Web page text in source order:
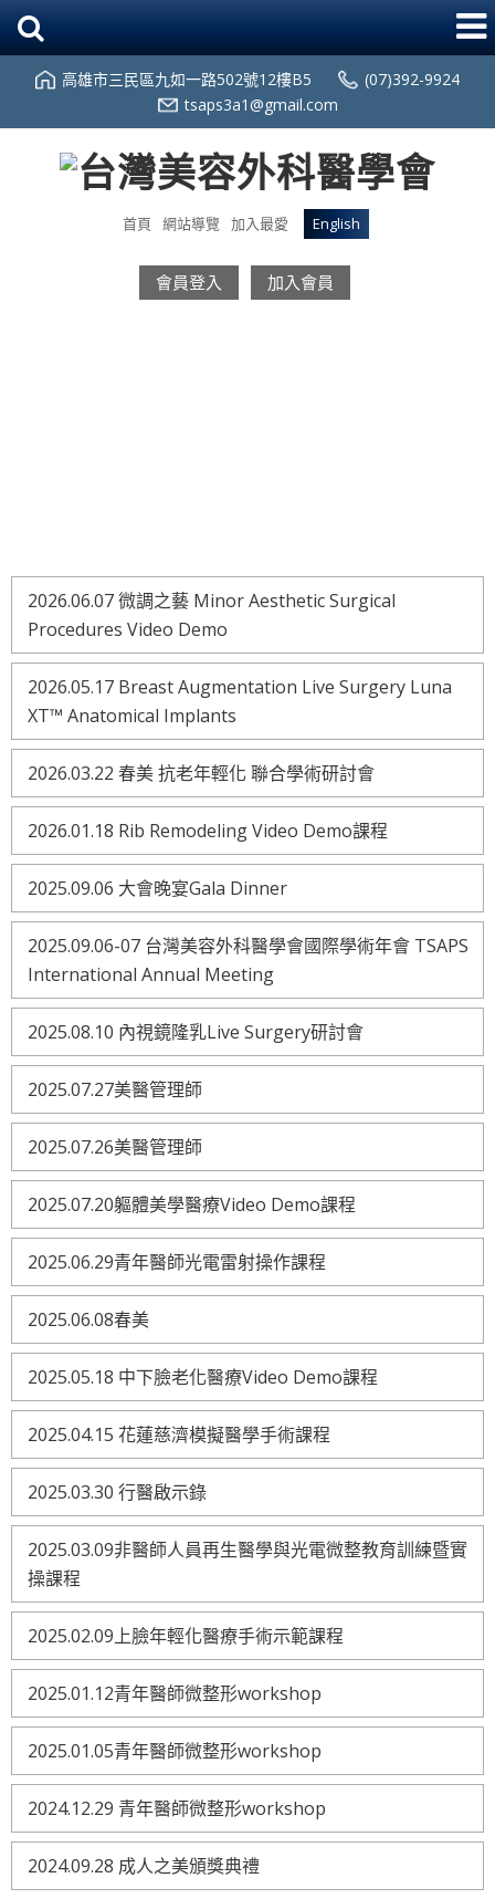
高雄市三民區九如一路502號12樓B5
(07)392-9924
tsaps3a1@gmail.com
首頁 網站導覽 加入最愛 English
會員登入 加入會員
2026.06.07 微調之藝 Minor Aesthetic Surgical
Procedures Video Demo
2026.05.17 Breast Augmentation Live Surgery Luna
XT™ Anatomical Implants
2026.03.22 春美 抗老年輕化 聯合學術研討會
2026.01.18 Rib Remodeling Video Demo課程
2025.09.06 大會晚宴Gala Dinner
2025.09.06-07 台灣美容外科醫學會國際學術年會 TSAPS
International Annual Meeting
2025.08.10 內視鏡隆乳Live Surgery研討會
2025.07.27美醫管理師
2025.07.26美醫管理師
2025.07.20軀體美學醫療Video Demo課程
2025.06.29青年醫師光電雷射操作課程
2025.06.08春美
2025.05.18 中下臉老化醫療Video Demo課程
2025.04.15 花蓮慈濟模擬醫學手術課程
2025.03.30 行醫啟示錄
2025.03.09非醫師人員再生醫學與光電微整教育訓練暨實
操課程
2025.02.09上臉年輕化醫療手術示範課程
2025.01.12青年醫師微整形workshop
2025.01.05青年醫師微整形workshop
2024.12.29 青年醫師微整形workshop
2024.09.28 成人之美頒獎典禮